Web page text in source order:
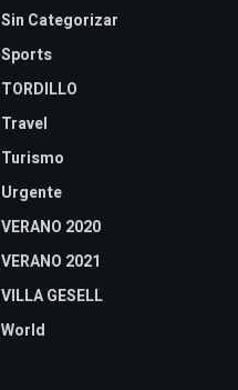
Sin Categorizar
Sports
TORDILLO
Travel
Turismo
Urgente
VERANO 2020
VERANO 2021
VILLA GESELL
World